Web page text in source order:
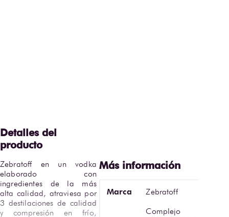
Zebratoff en un vodka
elaborado con
ingredientes de la más
alta calidad, atraviesa por
3 destilaciones de calidad
y compresión en frío,
Marca Zebratoff
Complejo